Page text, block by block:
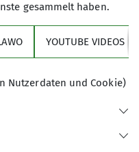
gesammelt haben.
YOUTUBE VIDEOS
Nutzerdaten und Cookie)